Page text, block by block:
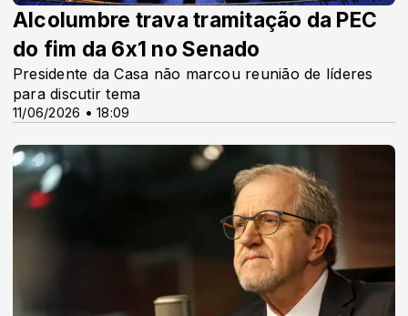
11/06/2026 • 18:09
Alcolumbre trava tramitação da PEC
do fim da 6x1 no Senado
Presidente da Casa não marcou reunião de líderes
para discutir tema